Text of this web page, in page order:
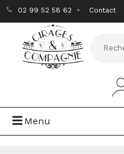
02 99 52 58 62 Contact
Menu